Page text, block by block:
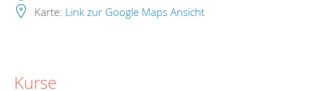
Karte: Link zur Google Maps Ansicht
Kurse